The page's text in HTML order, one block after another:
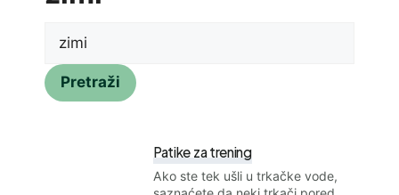
Pretraži
Patike za trening
Ako ste tek ušli u trkačke vode,